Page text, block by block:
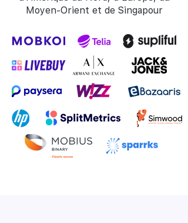
Moyen-Orient et de Singapour